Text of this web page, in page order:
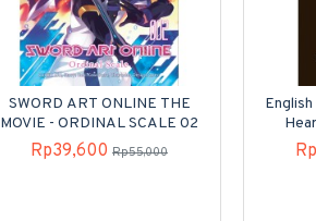
SWORD ART ONLINE THE
MOVIE - ORDINAL SCALE 02
Rp39,600 Rp55,000